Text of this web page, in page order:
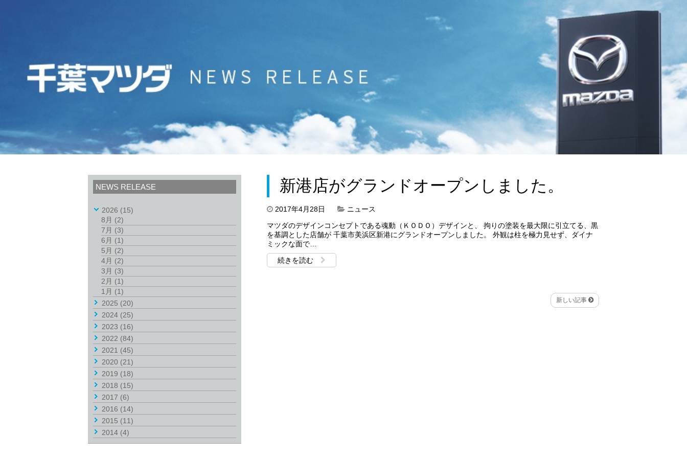
新港店がグランドオープンしました。
2017年4月28日
ニュース
マツダのデザインコンセプトである魂動（ＫＯＤＯ）デザインと、 拘りの塗装を最大限に引立てる、黒
を基調とした店舗が 千葉市美浜区新港にグランドオープンしました。 外観は柱を極力見せず、ダイナ
ミックな面で…
続きを読む
新しい記事
NEWS RELEASE
2026 (15)
8月 (2)
7月 (3)
6月 (1)
5月 (2)
4月 (2)
3月 (3)
2月 (1)
1月 (1)
2025 (20)
2024 (25)
2023 (16)
2022 (84)
2021 (45)
2020 (21)
2019 (18)
2018 (15)
2017 (6)
2016 (14)
2015 (11)
2014 (4)